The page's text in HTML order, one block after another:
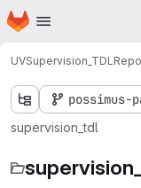
Skip to main content
Homepage
UVSupervision_TDL
possimus-
supervision_tdl